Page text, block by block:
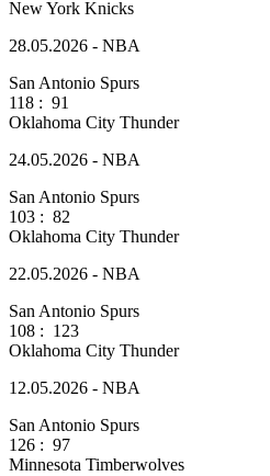
New York Knicks
28.05.2026 - NBA
San Antonio Spurs
118 : 91
Oklahoma City Thunder
24.05.2026 - NBA
San Antonio Spurs
103 : 82
Oklahoma City Thunder
22.05.2026 - NBA
San Antonio Spurs
108 : 123
Oklahoma City Thunder
12.05.2026 - NBA
San Antonio Spurs
126 : 97
Minnesota Timberwolves